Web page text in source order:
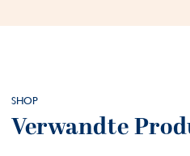
SHOP
Verwandte